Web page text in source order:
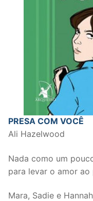
PRESA COM VOCÊ
Ali Hazelwood
Nada como um
para levar o amor
Mara, Sadie e